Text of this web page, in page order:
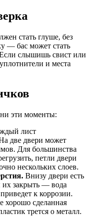
стать глуше, без
— бас может стать
слышишь свист или
и места
эти моменты:
лист
две двери может
Для большинства
петли двери
нескольких слоев.
Внизу двери есть
их закрыть — вода
к коррозии.
хорошо сделанная
трется о металл.